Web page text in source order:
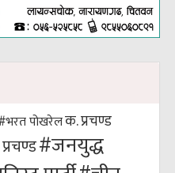
पोखरेलक. प्रचण्ड
#जनयुद्ध